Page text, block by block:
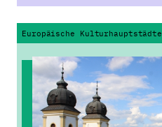
Europäische Kulturhauptstädte